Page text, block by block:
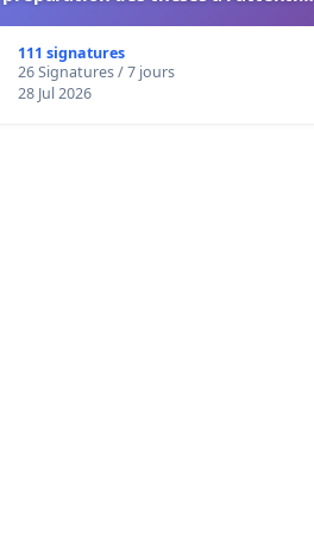
décisionnelles de l'UIASS
111 signatures
26 Signatures / 7 jours
28 Jul 2026